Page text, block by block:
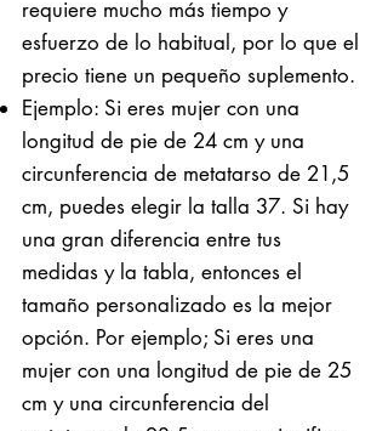
requiere mucho más tiempo y
esfuerzo de lo habitual, por lo que el
precio tiene un pequeño suplemento.
Ejemplo: Si eres mujer con una
longitud de pie de 24 cm y una
circunferencia de metatarso de 21,5
cm, puedes elegir la talla 37. Si hay
una gran diferencia entre tus
medidas y la tabla, entonces el
tamaño personalizado es la mejor
opción. Por ejemplo; Si eres una
mujer con una longitud de pie de 25
cm y una circunferencia del